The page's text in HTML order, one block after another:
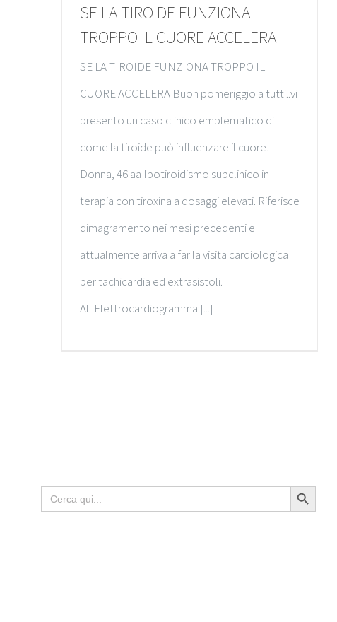
SE LA TIROIDE FUNZIONA
TROPPO IL CUORE ACCELERA
SE LA TIROIDE FUNZIONA TROPPO IL
CUORE ACCELERA Buon pomeriggio a tutti..vi
presento un caso clinico emblematico di
come la tiroide può influenzare il cuore.
Donna, 46 aa Ipotiroidismo subclinico in
terapia con tiroxina a dosaggi elevati. Riferisce
dimagramento nei mesi precedenti e
attualmente arriva a far la visita cardiologica
per tachicardia ed extrasistoli.
All'Elettrocardiogramma [...]
Search
for:
Search Button